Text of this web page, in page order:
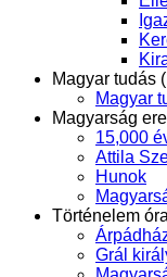
Magyar tudás
Magyar
Magyarság
15,000
Attila
Hunok
Történelem
Grál